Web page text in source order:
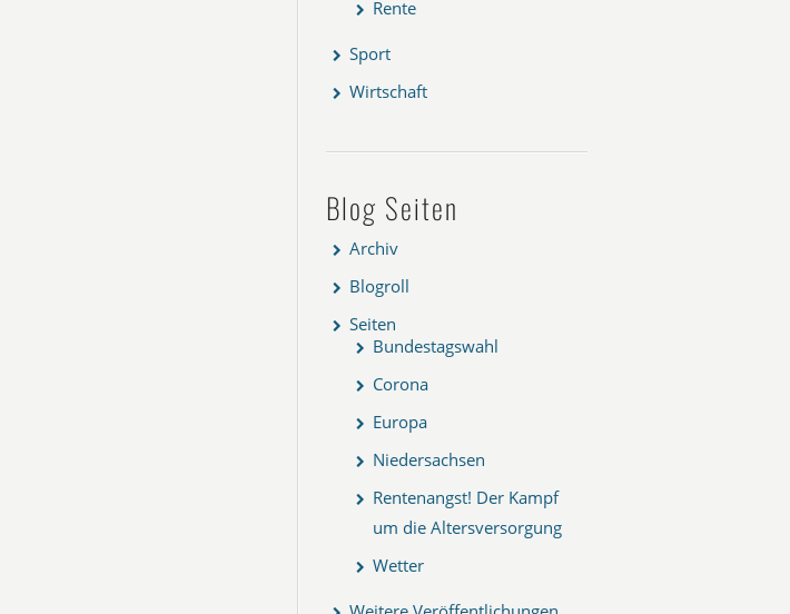
Rente
Sport
Wirtschaft
Blog Seiten
Archiv
Blogroll
Seiten
Bundestagswahl
Corona
Europa
Niedersachsen
Rentenangst! Der Kampf
um die Altersversorgung
Wetter